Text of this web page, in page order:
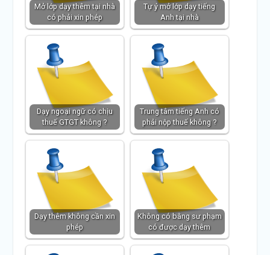
Mở lớp dạy thêm tại nhà
có phải xin phép
Tự ý mở lớp dạy tiếng
Anh tại nhà
Dạy ngoại ngữ có chịu
thuế GTGT không ?
Trung tâm tiếng Anh có
phải nộp thuế không ?
Dạy thêm không cần xin
phép
Không có bằng sư phạm
có được dạy thêm